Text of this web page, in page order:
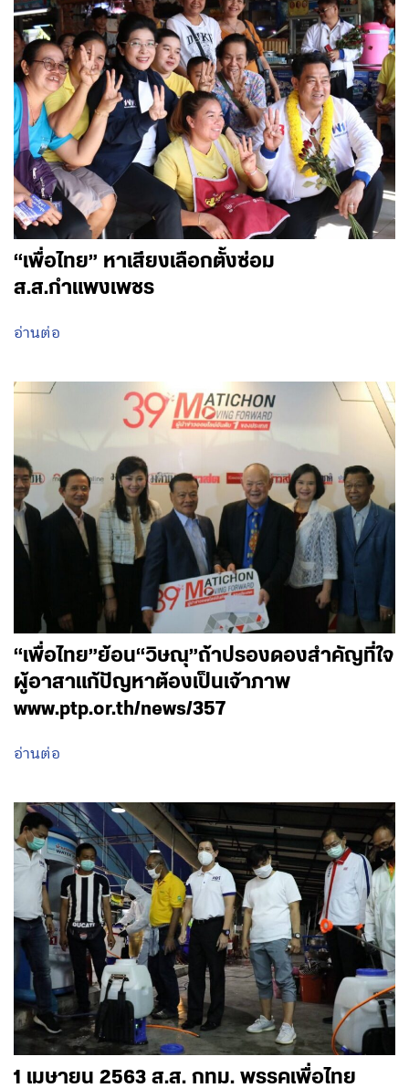
“เพื่อไทย” หาเสียงเลือกตั้งซ่อม
ส.ส.กำแพงเพชร
อ่านต่อ
“เพื่อไทย”ย้อน“วิษณุ”ถ้าปรองดองสำคัญที่ใจ
ผู้อาสาแก้ปัญหาต้องเป็นเจ้าภาพ
www.ptp.or.th/news/357
อ่านต่อ
1 เมษายน 2563 ส.ส. กทม. พรรคเพื่อไทย